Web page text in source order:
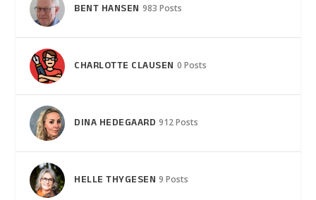
BENT HANSEN 983 Posts
CHARLOTTE CLAUSEN 0 Posts
DINA HEDEGAARD 912 Posts
HELLE THYGESEN 9 Posts